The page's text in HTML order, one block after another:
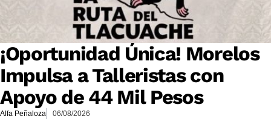
¡Oportunidad Única! Morelos
Impulsa a Talleristas con
Apoyo de 44 Mil Pesos
Alfa Peñaloza 06/08/2026